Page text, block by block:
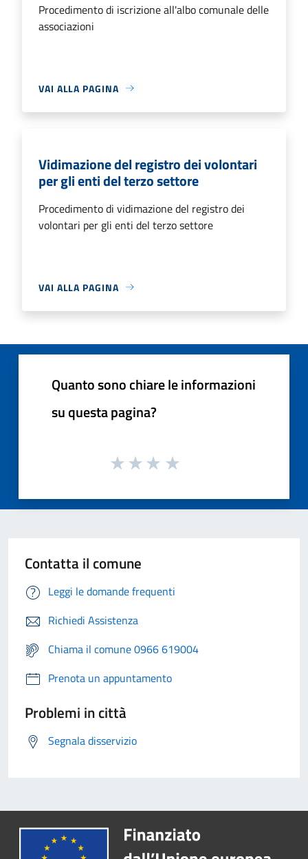
Procedimento di iscrizione all'albo comunale delle
associazioni
VAI ALLA PAGINA
Vidimazione del registro dei volontari
per gli enti del terzo settore
Procedimento di vidimazione del registro dei
volontari per gli enti del terzo settore
VAI ALLA PAGINA
Quanto sono chiare le informazioni
su questa pagina?
Contatta il comune
Leggi le domande frequenti
Richiedi Assistenza
Chiama il comune 0966 619004
Prenota un appuntamento
Problemi in città
Segnala disservizio